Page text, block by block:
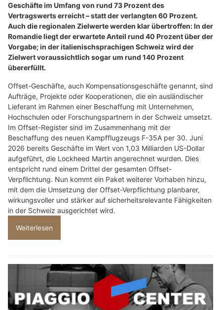
Geschäfte im Umfang von rund 73 Prozent des
Vertragswerts erreicht – statt der verlangten 60 Prozent.
Auch die regionalen Zielwerte werden klar übertroffen: In der
Romandie liegt der erwartete Anteil rund 40 Prozent über der
Vorgabe; in der italienischsprachigen Schweiz wird der
Zielwert voraussichtlich sogar um rund 140 Prozent
übererfüllt.
Offset-Geschäfte, auch Kompensationsgeschäfte genannt, sind
Aufträge, Projekte oder Kooperationen, die ein ausländischer
Lieferant im Rahmen einer Beschaffung mit Unternehmen,
Hochschulen oder Forschungspartnern in der Schweiz umsetzt.
Im Offset-Register sind im Zusammenhang mit der
Beschaffung des neuen Kampfflugzeugs F-35A per 30. Juni
2026 bereits Geschäfte im Wert von 1,03 Milliarden US-Dollar
aufgeführt, die Lockheed Martin angerechnet wurden. Dies
entspricht rund einem Drittel der gesamten Offset-
Verpflichtung. Nun kommt ein Paket weiterer Vorhaben hinzu,
mit dem die Umsetzung der Offset-Verpflichtung planbarer,
wirkungsvoller und stärker auf sicherheitsrelevante Fähigkeiten
in der Schweiz ausgerichtet wird.
Weiterlesen